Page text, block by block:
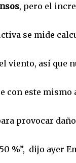
, pero el
se mide
viento, así que
con este mismo
provocar
%”, dijo ayer